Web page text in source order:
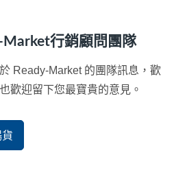
Market行銷顧問團隊
Ready-Market 的團隊訊息，歡
歡迎留下您最寶貴的意見。